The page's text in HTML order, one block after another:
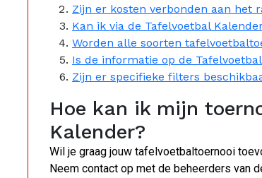
Zijn er kosten verbonden aan het
Kan ik via de Tafelvoetbal
Worden alle soorten
Is de informatie op de
Zijn er specifieke filters
Hoe kan ik mijn
Kalender?
Wil je graag jouw tafelvoetbaltoernooi
Neem contact op met de beheerders van